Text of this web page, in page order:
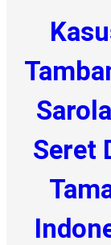
Seret